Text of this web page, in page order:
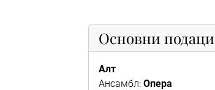
Основни подаци
Алт
Ансамбл: Опера